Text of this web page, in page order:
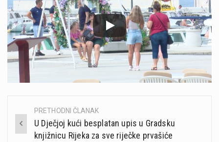
Post
navigation
PRETHODNI ČLANAK
U Dječjoj kući besplatan upis u Gradsku
knjižnicu Rijeka za sve riječke prvašiće